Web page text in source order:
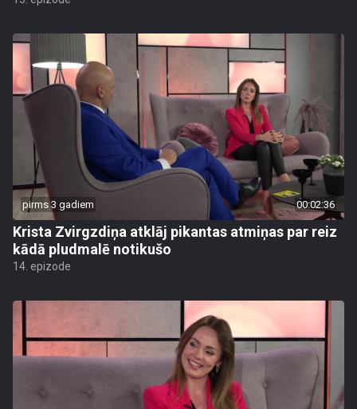
pirms 3 gadiem 00:02:36
Krista Zvirgzdiņa atklāj pikantas atmiņas par reiz
kādā pludmalē notikušo
14. epizode